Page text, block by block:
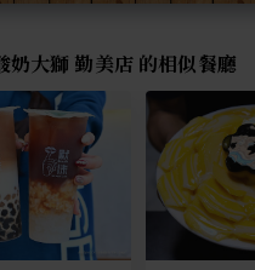
奶大獅 勤美店 的相似餐廳